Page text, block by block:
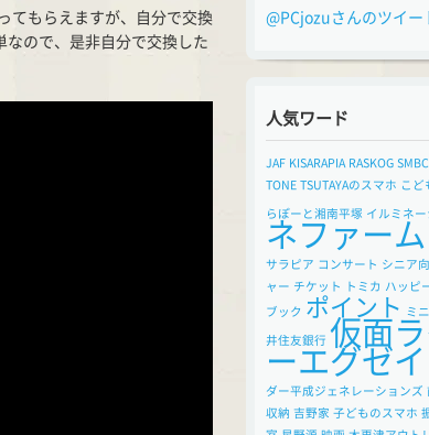
てもらえますが、自分で交換
ので、是非自分で交換した
@PCjozuさんのツイー
人気ワード
JAF KISARAPIA RASKOG
TONE TSUTAYAのスマホ こど
らぽーと湘南平塚 イルミネー
ネファーム
サラピア コンサート シニア
ャー チケット トミカ ハッピ
ブック ポイント ミ
井住友銀行 仮面
ーエグゼ
ダー平成ジェネレーションズ
収納 吉野家 子どものスマホ